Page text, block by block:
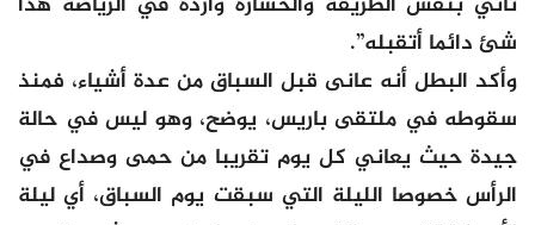
شئ دائما أتقبله”.
وأكد البطل أنه عانى قبل السباق من عدة أشياء، فمنذ
سقوطه في ملتقى باريس، يوضح، وهو ليس في حالة
جيدة حيث يعاني كل يوم تقريبا من حمى وصداع في
الرأس خصوصا الليلة التي سبقت يوم السباق، أي ليلة